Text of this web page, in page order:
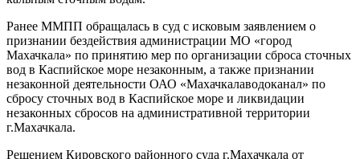
Ранее ММПП обращалась в суд с исковым заявлением о
призна­нии бездействия администрации МО «город
Махачкала» по приня­тию мер по организации сброса сточных
вод в Каспийское море незаконным, а также признании
незаконной деятельности ОАО «Махачкалаводоканал» по
сбросу сточных вод в Каспийское море и ликвидации
незаконных сбросов на административной территории
г.Махачкала.
Решением Кировского районно­го суда г.Махачкала от